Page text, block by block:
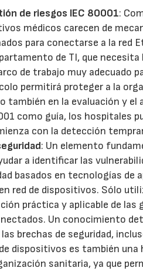
de riesgos IEC 80001:
médicos carecen de
para conectarse a la red
de TI, que
de trabajo muy adecuado
permitirá proteger a la
también en la evaluación y
como guía, los hospitales
con la detección
: Un elemento
a identificar las
basados en tecnologías
red de dispositivos. Sólo
práctica y aplicable de las
Un conocimiento
brechas de seguridad,
dispositivos es también una
sanitaria, ya que